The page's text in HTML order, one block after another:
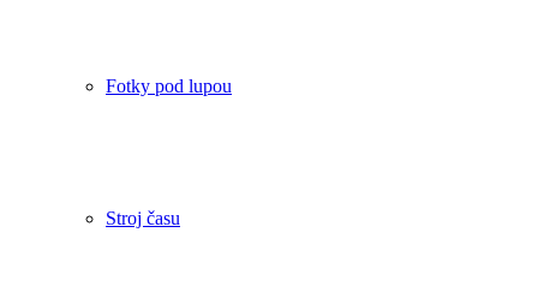
Fotky pod lupou
Stroj času